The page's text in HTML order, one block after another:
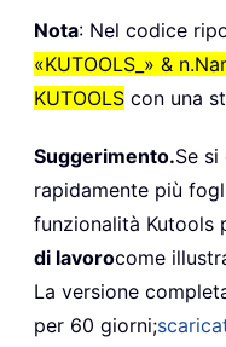
Nota: Nel codice
«KUTOOLS_» &
KUTOOLS con una
Suggerimento.Se
rapidamente più
funzionalità Kutools
di lavorocome
La versione
per 60 giorni;